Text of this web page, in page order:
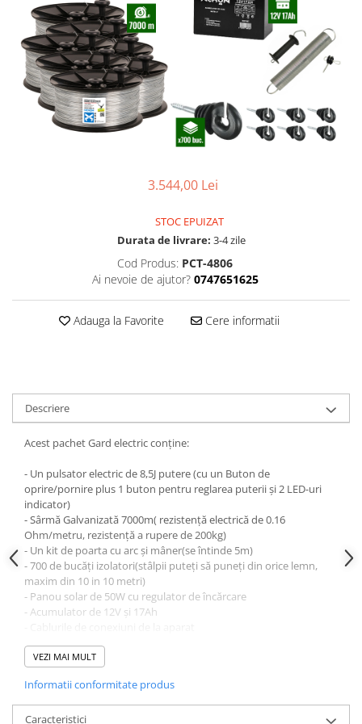
Testere pentru Gard Electric
Împământare Gard Electric
Întinzător Gard Electric
3.544,00 Lei
STOC EPUIZAT
Durata de livrare: 3-4 zile
Cod Produs: PCT-4806
Ai nevoie de ajutor? 0747651625
Adauga la Favorite Cere informatii
Descriere
Acest pachet Gard electric conține:
- Un pulsator electric de 8,5J putere (cu un Buton de
oprire/pornire plus 1 buton pentru reglarea puterii și 2 LED-uri
indicator)
- Sârmă Galvanizată 7000m( rezistență electrică de 0.16
Ohm/metru, rezistență a rupere de 200kg)
- Un kit de poarta cu arc și mâner(se întinde 5m)
- 700 de bucăți izolatori(stâlpii puteți să puneți din orice lemn,
maxim din 10 in 10 metri)
- Panou solar de 50W cu regulator de încărcare
- Acumulator de 12V și 17Ah
- Certificat de garanție 2 ani
- Se poate solicita factura pe firmă dacă doriți
Dacă nu vă place funcționalitatea produsului atunci vă
oferim banii înapoi în max 10 zile după achiziționarea
produsului!
VEZI MAI MULT
Informatii conformitate produs
Caracteristici